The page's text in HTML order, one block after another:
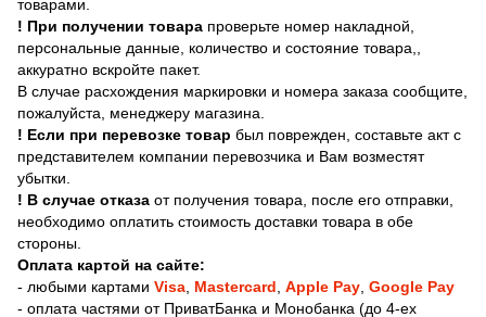
товарами.
! При получении товара проверьте номер накладной,
персональные данные, количество и состояние товара,,
аккуратно вскройте пакет.
В случае расхождения маркировки и номера заказа сообщите,
пожалуйста, менеджеру магазина.
! Если при перевозке товар был поврежден, составьте акт с
представителем компании перевозчика и Вам возместят
убытки.
! В случае отказа от получения товара, после его отправки,
необходимо оплатить стоимость доставки товара в обе
стороны.
Оплата картой на сайте:
- любыми картами Visa Mastercard Apple Pay Google Pay
- оплата частями от ПриватБанка и Монобанка (до 4-ех